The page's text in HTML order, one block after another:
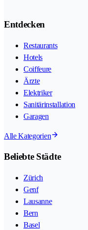
Entdecken
Restaurants
Hotels
Coiffeure
Ärzte
Elektriker
Sanitärinstallation
Garagen
Alle Kategorien
Beliebte Städte
Zürich
Genf
Lausanne
Bern
Basel